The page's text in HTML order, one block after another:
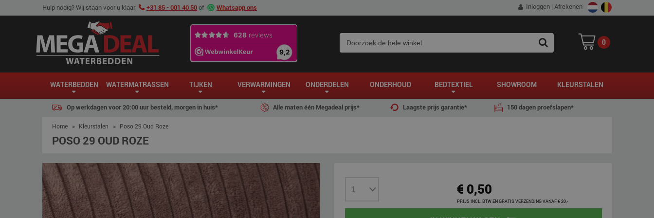
Hulp nodig? Wij staan voor u klaar +31 85 - 001 40 50of Whatsapp ons Inloggen | Afrekenen
0
SEARCH
WATERBEDDEN WATERMATRASSEN TIJKEN VERWARMINGEN ONDERDELEN ONDERHOUD BEDTEXTIEL SHOWROOM KLEURSTALEN
Op werkdagen voor 20:00 uur besteld, morgen in huis* Alle maten één Megadeal prijs* Laagste prijs garantie* 150 dagen proefslapen*
Home > Kleurstalen > Poso 29 Oud Roze
POSO 29 OUD ROZE
€ 0,50
PRIJS INCL. BTW EN GRATIS VERZENDING VANAF € 20,-